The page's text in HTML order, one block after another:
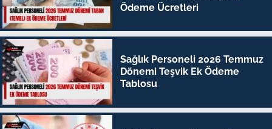
Ödeme Ücretleri
Sağlık Personeli 2026 Temmuz
Dönemi Teşvik Ek Ödeme
Tablosu